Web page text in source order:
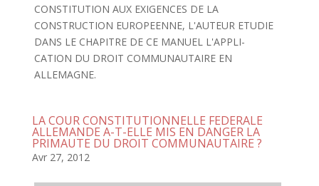
CONSTITUTION AUX EXIGENCES DE LA
CONSTRUCTION EUROPEENNE, L'AUTEUR ETUDIE
DANS LE CHAPITRE DE CE MANUEL L'APPLI-
CATION DU DROIT COMMUNAUTAIRE EN
ALLEMAGNE.
LA COUR CONSTITUTIONNELLE FEDERALE
ALLEMANDE A-T-ELLE MIS EN DANGER LA
PRIMAUTE DU DROIT COMMUNAUTAIRE ?
Avr 27, 2012